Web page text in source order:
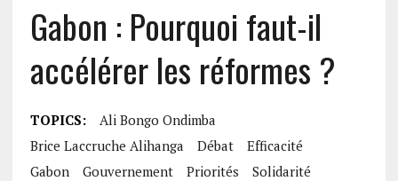
Gabon : Pourquoi faut-il
accélérer les réformes ?
TOPICS:
Ali Bongo Ondimba
Brice Laccruche Alihanga
Débat
Efficacité
Gabon
Gouvernement Priorités Solidarité